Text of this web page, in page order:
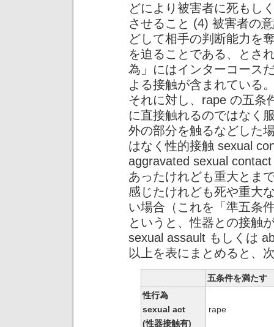
どにより被害者に死もし
させること (4) 被害者の
どして相手の判断能力を
を迫ることである、とさ
為」にはインターコース
よる接触が含まれている
それに対し、rape の五条
に直接触れるのではなく
外の部分を触るなどした
はなく性的接触 sexual
aggravated sexual
あったけれども重大とま
感じたけれども死や重大
い場合（これを「準五条
というと、性器との接触
sexual assault もしくは
以上を表にまとめると、
五条件を満たす
性行為
sexual act
(性器接触有)
rape